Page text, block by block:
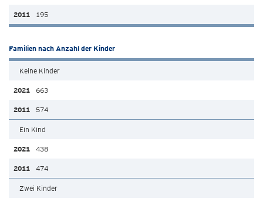
195
Familien nach Anzahl der Kinder
Keine Kinder
663
574
Ein Kind
438
474
Zwei Kinder